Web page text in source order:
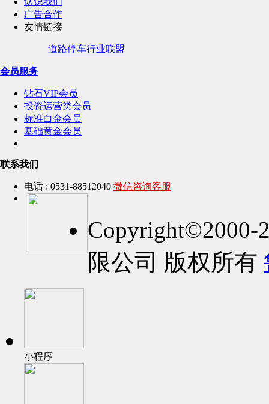
广告合作
友情链接
道路停车行业联盟
会员服务
钻石VIP会员
投资运营类会员
标准白金会员
基础黄金会员
联系我们
电话 : 0531-88512040 微信咨询客服
Copyright©2000-
限公司 版权所有
小程序